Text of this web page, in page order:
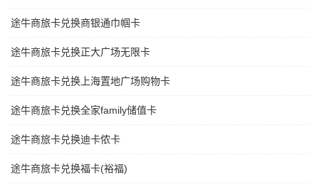
途牛商旅卡兑换商银通巾帼卡
途牛商旅卡兑换正大广场无限卡
途牛商旅卡兑换上海置地广场购物卡
途牛商旅卡兑换全家family储值卡
途牛商旅卡兑换迪卡侬卡
途牛商旅卡兑换福卡(裕福)